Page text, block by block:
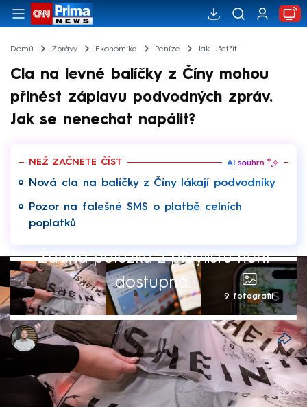
Domů Zprávy Ekonomika Peníze Jak ušetřit
Cla na levné balíčky z Číny mohou
přinést záplavu podvodných zpráv.
Jak se nenechat napálit?
NEŽ ZAČNETE ČÍST
Nová cla na balíčky z Číny lákají podvodníky
Pozor na falešné SMS o platbě celních
poplatků
Žádná položka z playlistu není
dostupná.
9 fotografií
Ladislav Šustr
7. čvc 2026, 05:24
Cla na levné balíčky z čínských on-line
tržišť mohou přinést velké množství